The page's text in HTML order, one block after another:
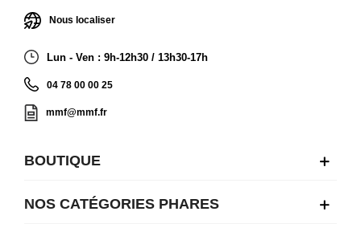
Nous localiser
Lun - Ven : 9h-12h30 / 13h30-17h
04 78 00 00 25
mmf@mmf.fr
BOUTIQUE
NOS CATÉGORIES PHARES